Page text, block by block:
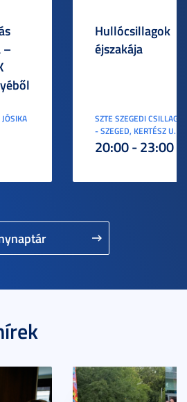
–
Hullócsillagok
éjszakája
SZTE SZEGEDI
- SZEGED, KERTÉSZ U. 3.
20:00 - 23:00